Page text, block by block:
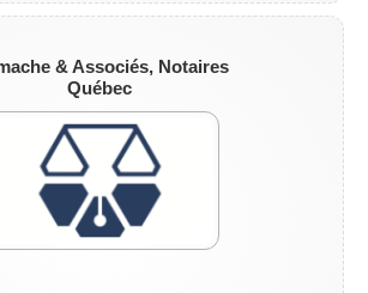
& Associés, Notaires
Québec